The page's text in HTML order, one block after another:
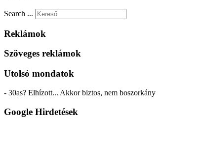
Search ...
Reklámok
Szöveges reklámok
Utolsó mondatok
- 30as? Elhízott... Akkor biztos, nem boszorkány
Google Hirdetések